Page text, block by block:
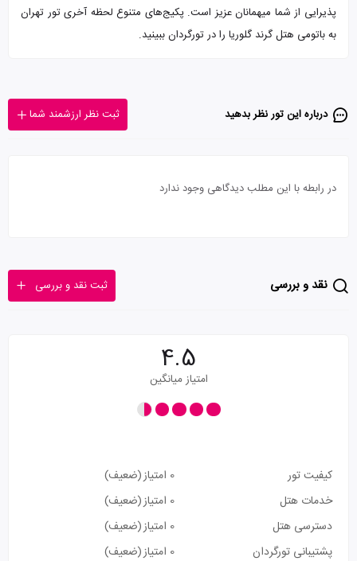
پذیرایی از شما میهمانان عزیز است. پکیج‌های متنوع لحظه آخری تور تهران
به باتومی هتل گرند گلوریا را در تورگردان ببینید.
درباره این تور‌ نظر بدهید ثبت نظر ارزشمند شما
در رابطه با این مطلب دیدگاهی وجود ندارد
نقد و بررسی ثبت نقد و بررسی
4.5
امتیاز میانگین
کیفیت تور 0 امتیاز
(ضعیف)
خدمات هتل
0 امتیاز
(ضعیف)
دسترسی هتل
0 امتیاز
(ضعیف)
پشتیبانی تورگردان
0 امتیاز (ضعیف)